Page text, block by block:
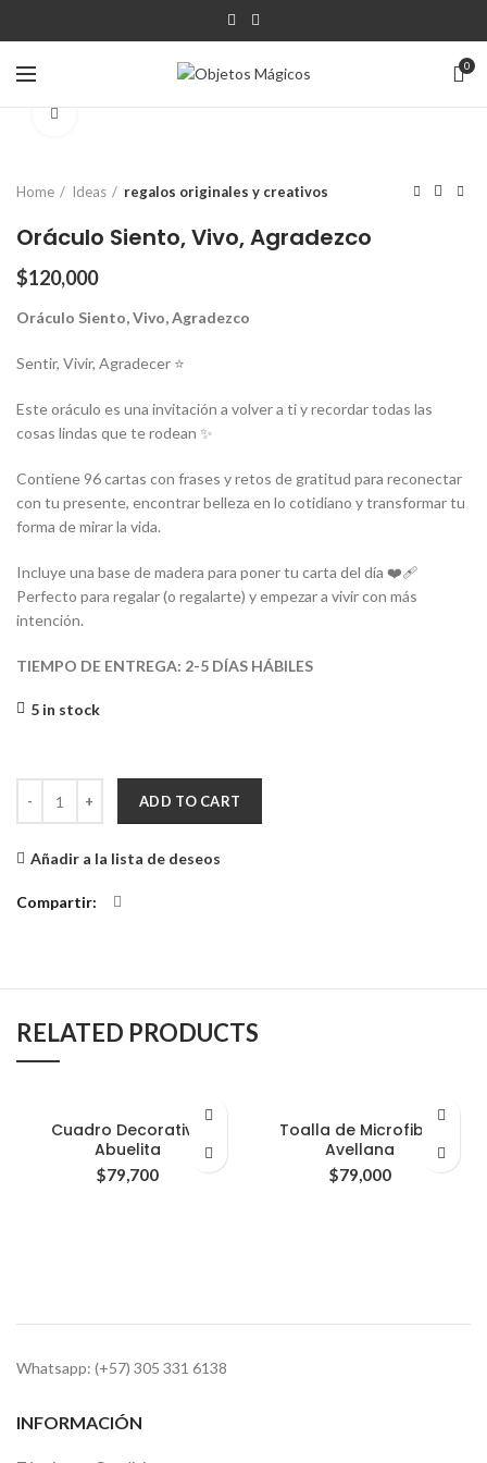
0
Home Ideas regalos originales y creativos
Oráculo Siento, Vivo, Agradezco
$120,000
Oráculo Siento, Vivo, Agradezco
Sentir, Vivir, Agradecer ⭐️
Este oráculo es una invitación a volver a ti y recordar todas las
cosas lindas que te rodean ✨
Contiene 96 cartas con frases y retos de gratitud para reconectar
con tu presente, encontrar belleza en lo cotidiano y transformar tu
forma de mirar la vida.
Incluye una base de madera para poner tu carta del día ❤️‍🩹
Perfecto para regalar (o regalarte) y empezar a vivir con más
intención.
TIEMPO DE ENTREGA: 2-5 DÍAS HÁBILES
5 in stock
ADD TO CART
Añadir a la lista de deseos
Compartir
RELATED PRODUCTS
Cuadro Decorativo
Abuelita
$79,700
Toalla de Microfibra
Avellana
$79,000
Whatsapp: (+57) 305 331 6138
INFORMACIÓN